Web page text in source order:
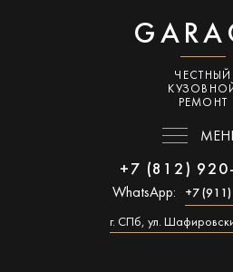
ЧЕСТНЫЙ
РЕМОНТ
+7 (812)
WhatsApp: +7
г. СПб, ул.